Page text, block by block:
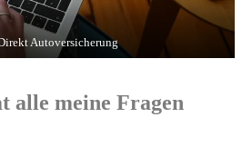
Autoversicherung
alle meine Fragen